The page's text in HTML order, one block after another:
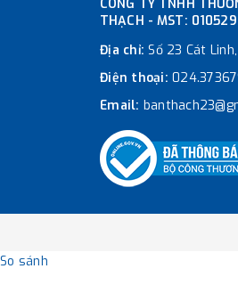
CÔNG TY TNHH
THẠCH - MST:
Địa chỉ:Số 23 Cát
Điện thoại:
Email:
So sánh